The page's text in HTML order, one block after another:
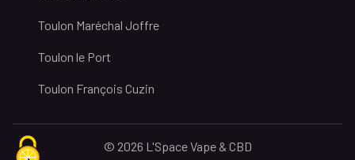
Toulon Maréchal Joffre
Toulon le Port
Toulon François Cuzin
© 2026 L'Space Vape & CBD